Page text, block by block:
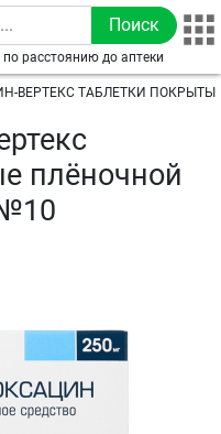
расстоянию до аптеки
ВЕРТЕКС ТАБЛЕТКИ
плёночной